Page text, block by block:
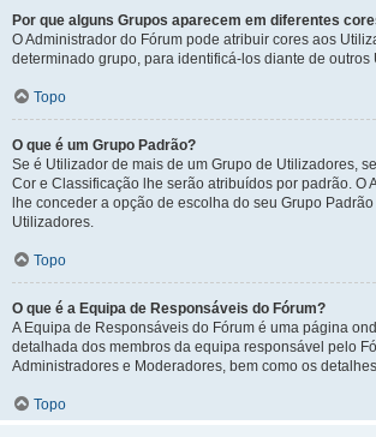
Por que alguns Grupos aparecem em diferentes
O Administrador do Fórum pode atribuir cores aos
determinado grupo, para identificá-los diante de outros
Topo
O que é um Grupo Padrão?
Se é Utilizador de mais de um Grupo de Utilizadores,
Cor e Classificação lhe serão atribuídos por padrão. O
lhe conceder a opção de escolha do seu Grupo
Utilizadores.
Topo
O que é a Equipa de Responsáveis do Fórum?
A Equipa de Responsáveis do Fórum é uma página
detalhada dos membros da equipa responsável pelo
Administradores e Moderadores, bem como os
Topo